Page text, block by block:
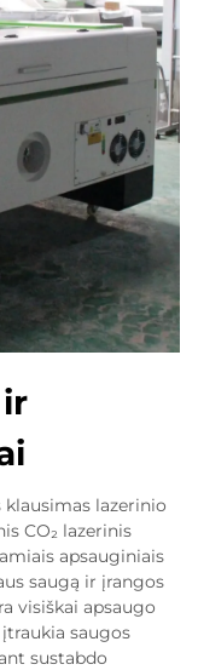
klausimas lazerinio
CO₂ lazerinis
apsauginiais
saugą ir įrangos
visiškai apsaugo
saugos
sustabdo